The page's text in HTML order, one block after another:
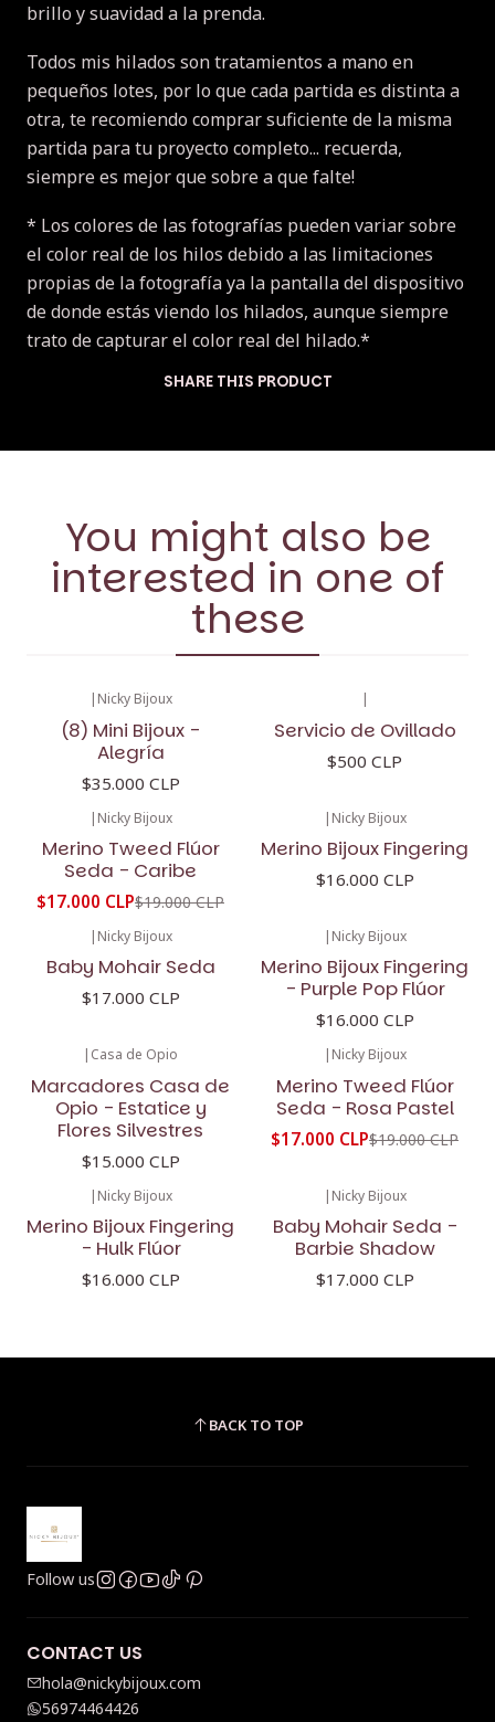
brillo y suavidad a la prenda.
Todos mis hilados son tratamientos a mano en
pequeños lotes, por lo que cada partida es distinta a
otra, te recomiendo comprar suficiente de la misma
partida para tu proyecto completo... recuerda,
siempre es mejor que sobre a que falte!
* Los colores de las fotografías pueden variar sobre
el color real de los hilos debido a las limitaciones
propias de la fotografía ya la pantalla del dispositivo
de donde estás viendo los hilados, aunque siempre
trato de capturar el color real del hilado.*
SHARE THIS PRODUCT
You might also be
interested in one of
these
| Nicky Bijoux
(8) Mini Bijoux -
Alegría
$35.000 CLP
|
Servicio de Ovillado
$500 CLP
| Nicky Bijoux
Merino Tweed Flúor
Seda - Caribe
$17.000 CLP$19.000 CLP
| Nicky Bijoux
Merino Bijoux Fingering
$16.000 CLP
| Nicky Bijoux
Baby Mohair Seda
$17.000 CLP
| Nicky Bijoux
Merino Bijoux Fingering
- Purple Pop Flúor
$16.000 CLP
Casa de Opio
Marcadores Casa de
Opio - Estatice y
Flores Silvestres
$15.000 CLP
Nicky Bijoux
Merino Tweed Flúor
Seda - Rosa Pastel
$17.000 CLP$19.000 CLP
| Nicky Bijoux
Merino Bijoux Fingering
- Hulk Flúor
$16.000 CLP
| Nicky Bijoux
Baby Mohair Seda -
Barbie Shadow
$17.000 CLP
BACK TO TOP
Follow us
CONTACT US
hola@nickybijoux.com
56974464426